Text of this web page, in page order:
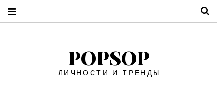
POPSOP
ЛИЧНОСТИ И ТРЕНДЫ